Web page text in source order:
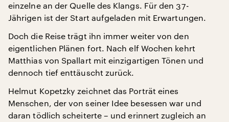
einzelne an der Quelle des Klangs. Für den 37-
Jährigen ist der Start aufgeladen mit Erwartungen.
Doch die Reise trägt ihn immer weiter von den
eigentlichen Plänen fort. Nach elf Wochen kehrt
Matthias von Spallart mit einzigartigen Tönen und
dennoch tief enttäuscht zurück.
Helmut Kopetzky zeichnet das Porträt eines
Menschen, der von seiner Idee besessen war und
daran tödlich scheiterte – und erinnert zugleich an